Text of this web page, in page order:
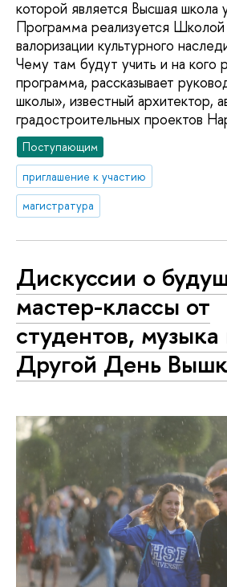
которой является Высшая
Программа реализуется
валоризации культурного
Чему там будут учить и на кого
программа, рассказывает
школы», известный архитектор,
градостроительных проектов
Поступающим
приглашение к участию
магистратура
Дискуссии о
мастер-классы от
студентов, музыка
Другой День